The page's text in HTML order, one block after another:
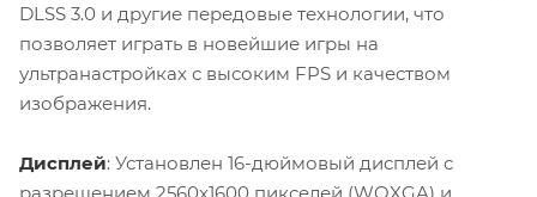
DLSS 3.0 и другие передовые технологии, что
позволяет играть в новейшие игры на
ультранастройках с высоким FPS и качеством
изображения.
Дисплей: Установлен 16-дюймовый дисплей с